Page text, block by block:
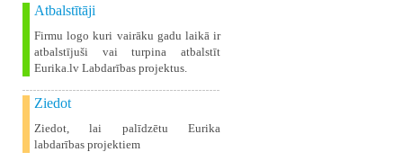
Atbalstītāji
Firmu logo kuri vairāku gadu laikā ir
atbalstījuši vai turpina atbalstīt
Eurika.lv Labdarības projektus.
Ziedot
Ziedot, lai palīdzētu Eurika
labdarības projektiem